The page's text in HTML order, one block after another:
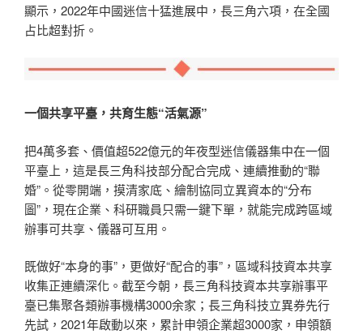
顯示，2022年中國迷信十猛進展中，長三角六項，在全國
占比超對折。
一個共享平臺，共育生態“活氣源”
把4萬多套、價值超522億元的年夜型迷信儀器集中在一個
平臺上，這是長三角科技部分配合完成、連續推動的“聯
婚”。從零開端，摸清家底、繪制協同立異資本的“分布
圖”，現在企業、科研職員只需一鍵下單，就能完成跨區域
辦事可共享、儀器可互用。
既做好“本身的事”，更做好“配合的事”，區域科技資本共享
收集正連續深化。截至今朝，長三角科技資本共享辦事平
臺已集聚各類辦事機構3000余家；長三角科技立異券先行
先試，2021年啟動以來，累計申領企業超3000家，申領額